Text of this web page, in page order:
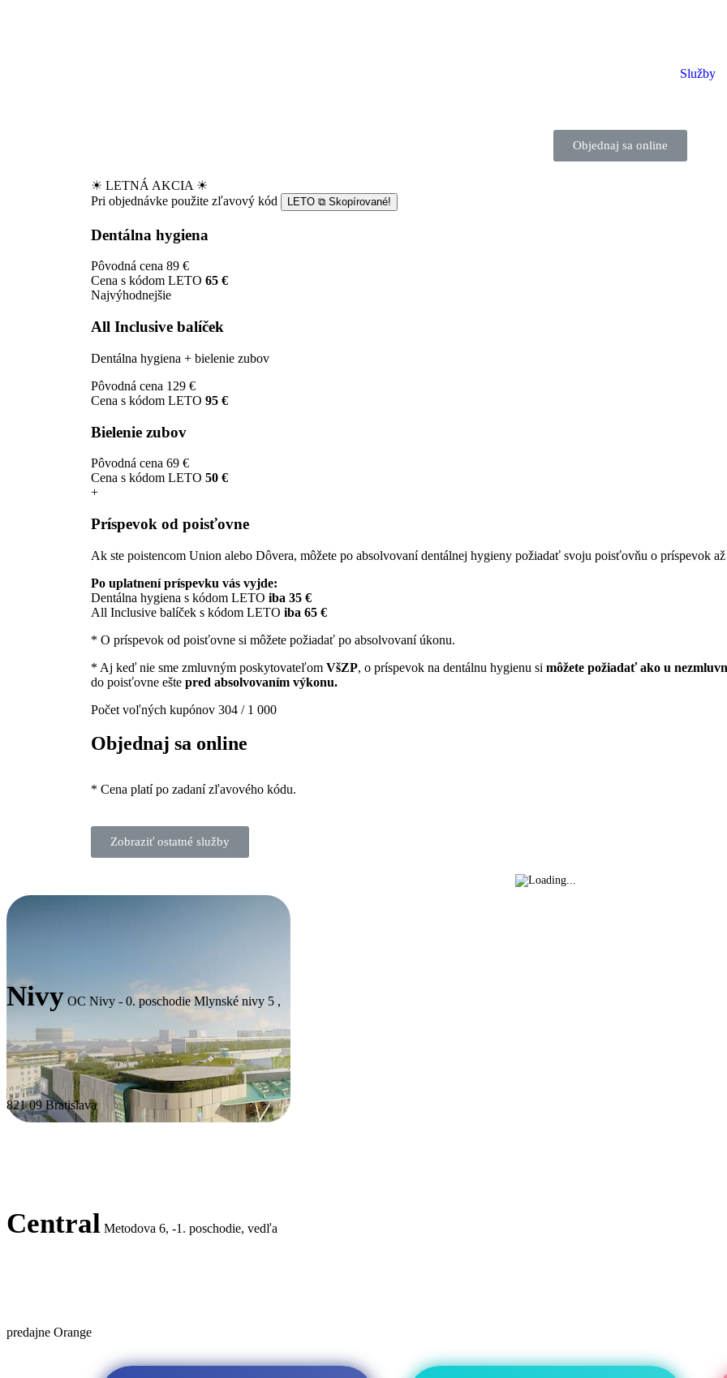
Služby
Objednaj sa online
☀ LETNÁ AKCIA ☀
Pri objednávke použite zľavový kód
LETO ⧉ Skopírované!
Dentálna hygiena
Pôvodná cena 89 €
Cena s kódom LETO 65 €
Najvýhodnejšie
All Inclusive balíček
Dentálna hygiena + bielenie zubov
Pôvodná cena 129 €
Cena s kódom LETO 95 €
Bielenie zubov
Pôvodná cena 69 €
Cena s kódom LETO 50 €
+
Príspevok od poisťovne
Ak ste poistencom Union alebo Dôvera, môžete po absolvovaní dentálnej hygieny požiadať svoju poisťovňu o príspevok
Po uplatnení príspevku vás vyjde:
Dentálna hygiena s kódom LETO iba 35 €
All Inclusive balíček s kódom LETO iba 65 €
* O príspevok od poisťovne si môžete požiadať po absolvovaní úkonu.
* Aj keď nie sme zmluvným poskytovateľom VšZP, o príspevok na dentálnu hygienu si môžete požiadať ako u
do poisťovne ešte pred absolvovaním výkonu.
Počet voľných kupónov 304 / 1 000
Objednaj sa online
* Cena platí po zadaní zľavového kódu.
Zobraziť ostatné služby
Nivy OC Nivy - 0. poschodie Mlynské nivy 5 ,
821 09 Bratislava
Central Metodova 6, -1. poschodie, vedľa
predajne Orange